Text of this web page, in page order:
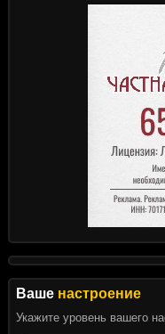
Ваше настроение
Укажите уровень вашего